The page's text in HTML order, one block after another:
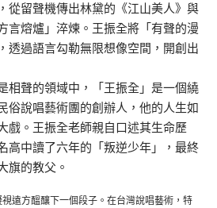
從留聲機傳出林黛的《江山美人》與
言熔爐」淬煉。王振全將「有聲的漫
透過語言勾勒無限想像空間，開創出
相聲的領域中，「王振全」是一個繞
俗說唱藝術團的創辦人，他的人生如
戲。王振全老師親自口述其生命歷
高中讀了六年的「叛逆少年」，最終
旗的教父。
遠方醞釀下一個段子。在台灣說唱藝術，特